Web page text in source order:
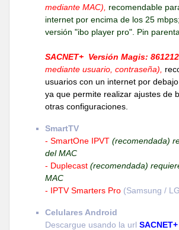
mediante MAC), recomendable
internet por encima de los 25
versión "ibo player pro". Pin
SACNET+ Versión Magis:
mediante usuario, contraseña),
usuarios con un internet por
ya que permite realizar ajustes de
otras configuraciones.
SmartTV
- SmartOne IPVT (recomendada)
del MAC
- Duplecast (recomendada)
MAC
- IPTV Smarters Pro (Samsung /
Celulares Android
Descargue usando la url SACNET+